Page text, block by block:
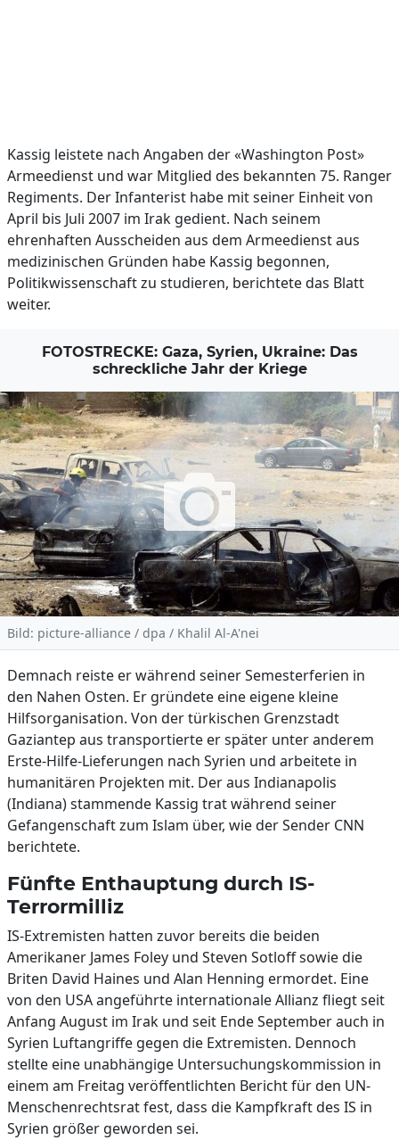
Kassig leistete nach Angaben der «Washington Post»
Armeedienst und war Mitglied des bekannten 75. Ranger
Regiments. Der Infanterist habe mit seiner Einheit von
April bis Juli 2007 im Irak gedient. Nach seinem
ehrenhaften Ausscheiden aus dem Armeedienst aus
medizinischen Gründen habe Kassig begonnen,
Politikwissenschaft zu studieren, berichtete das Blatt
weiter.
FOTOSTRECKE: Gaza, Syrien, Ukraine: Das
schreckliche Jahr der Kriege
Bild: picture-alliance / dpa / Khalil Al-A'nei
Demnach reiste er während seiner Semesterferien in
den Nahen Osten. Er gründete eine eigene kleine
Hilfsorganisation. Von der türkischen Grenzstadt
Gaziantep aus transportierte er später unter anderem
Erste-Hilfe-Lieferungen nach Syrien und arbeitete in
humanitären Projekten mit. Der aus Indianapolis
(Indiana) stammende Kassig trat während seiner
Gefangenschaft zum Islam über, wie der Sender CNN
berichtete.
Fünfte Enthauptung durch IS-
Terrormilliz
IS-Extremisten hatten zuvor bereits die beiden
Amerikaner James Foley und Steven Sotloff sowie die
Briten David Haines und Alan Henning ermordet. Eine
von den USA angeführte internationale Allianz fliegt seit
Anfang August im Irak und seit Ende September auch in
Syrien Luftangriffe gegen die Extremisten. Dennoch
stellte eine unabhängige Untersuchungskommission in
einem am Freitag veröffentlichten Bericht für den UN-
Menschenrechtsrat fest, dass die Kampfkraft des IS in
Syrien größer geworden sei.